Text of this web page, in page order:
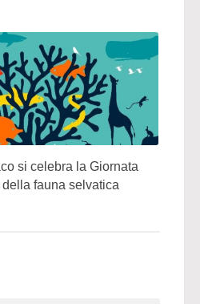
si celebra la Giornata
fauna selvatica